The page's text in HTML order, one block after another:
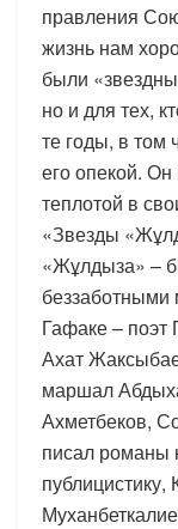
правления
жизнь нам
были
но и для тех,
те годы, в том
его опекой.
теплотой в
«Звезды
«Жұлдыза» –
Гафаке – поэт
Ахат
маршал
Ахметбеков,
писал романы